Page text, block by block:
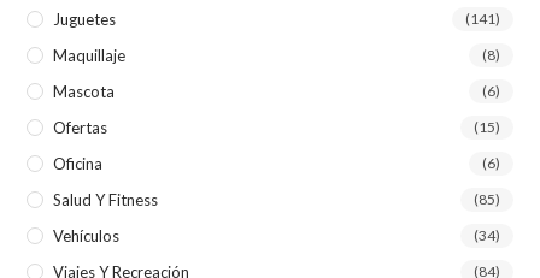
Juguetes (141)
Maquillaje (8)
Mascota (6)
Ofertas (15)
Oficina (6)
Salud Y Fitness (85)
Vehículos (34)
Viajes Y Recreación (84)